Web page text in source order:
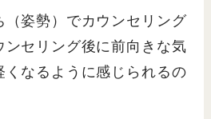
（姿勢）でカウンセリング
ンセリング後に前向きな気
くなるように感じられるの